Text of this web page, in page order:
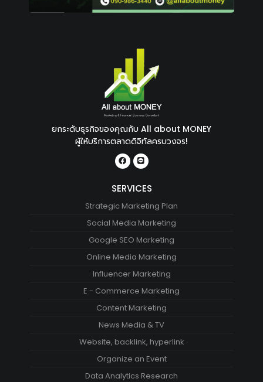
ยกระดับธุรกิจของคุณกับ All about MONEY
ผู้ให้บริการตลาดดิจิทัลครบวงจร!
SERVICES
Strategic Marketing Plan
Social Media Marketing
Google SEO Marketing
Online Media Marketing
Influencer Marketing
E - Commerce Marketing
Content Marketing
News Media & TV
Website, backlink, hyperlink
Organize an Event
Data Analytics Research